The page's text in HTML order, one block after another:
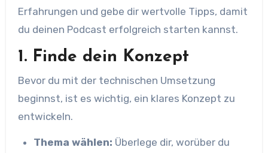
Erfahrungen und gebe dir wertvolle Tipps, damit
du deinen Podcast erfolgreich starten kannst.
1. Finde dein Konzept
Bevor du mit der technischen Umsetzung
beginnst, ist es wichtig, ein klares Konzept zu
entwickeln.
Thema wählen: Überlege dir, worüber du